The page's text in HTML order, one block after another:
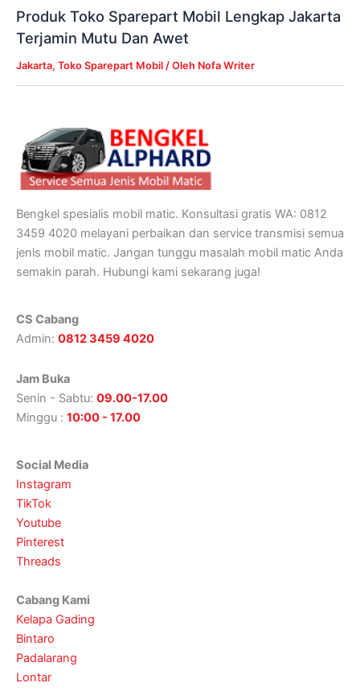
Produk Toko Sparepart Mobil Lengkap Jakarta
Terjamin Mutu Dan Awet
Jakarta, Toko Sparepart Mobil / Oleh Nofa Writer
Bengkel spesialis mobil matic. Konsultasi gratis WA: 0812
3459 4020 melayani perbaikan dan service transmisi semua
jenis mobil matic. Jangan tunggu masalah mobil matic Anda
semakin parah. Hubungi kami sekarang juga!
CS Cabang
Admin: 0812 3459 4020
Jam Buka
Senin - Sabtu: 09.00-17.00
Minggu : 10:00 - 17.00
Social Media
Instagram
TikTok
Youtube
Pinterest
Threads
Cabang Kami
Kelapa Gading
Bintaro
Padalarang
Lontar